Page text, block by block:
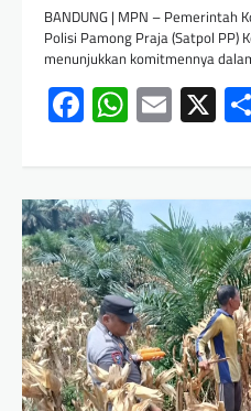
BANDUNG | MPN – Pemerintah
Polisi Pamong Praja (Satpol PP)
menunjukkan komitmennya
FacebookX